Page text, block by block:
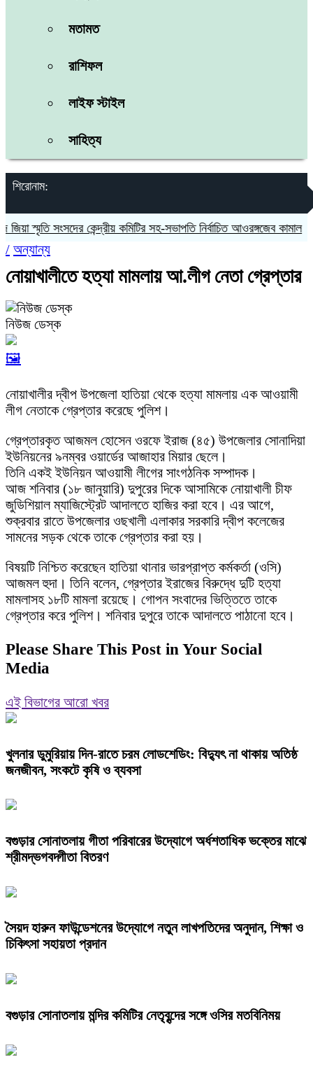
মতামত
রাশিফল
লাইফ স্টাইল
সাহিত্য
শিরোনাম:
স্মৃতি সংসদের কেন্দ্রীয় কমিটির সহ-সভাপতি নির্বাচিত আওরঙ্গজেব কামাল
/ অন্যান্য
নোয়াখালীতে হত্যা মামলায় আ.লীগ নেতা গ্রেপ্তার
নিউজ ডেস্ক
🖼️
নোয়াখালীর দ্বীপ উপজেলা হাতিয়া থেকে হত্যা মামলায় এক আওয়ামী
লীগ নেতাকে গ্রেপ্তার করেছে পুলিশ।
গ্রেপ্তারকৃত আজমল হোসেন ওরফে ইরাজ (৪৫) উপজেলার সোনাদিয়া
ইউনিয়নের ৯নম্বর ওয়ার্ডের আজাহার মিয়ার ছেলে।
তিনি একই ইউনিয়ন আওয়ামী লীগের সাংগঠনিক সম্পাদক।
আজ শনিবার (১৮ জানুয়ারি) দুপুরের দিকে আসামিকে নোয়াখালী চীফ
জুডিশিয়াল ম্যাজিস্ট্রেট আদালতে হাজির করা হবে। এর আগে,
শুক্রবার রাতে উপজেলার ওছখালী এলাকার সরকারি দ্বীপ কলেজের
সামনের সড়ক থেকে তাকে গ্রেপ্তার করা হয়।
বিষয়টি নিশ্চিত করেছেন হাতিয়া থানার ভারপ্রাপ্ত কর্মকর্তা (ওসি)
আজমল হুদা। তিনি বলেন, গ্রেপ্তার ইরাজের বিরুদ্ধে দুটি হত্যা
মামলাসহ ১৮টি মামলা রয়েছে। গোপন সংবাদের ভিত্তিতে তাকে
গ্রেপ্তার করে পুলিশ। শনিবার দুপুরে তাকে আদালতে পাঠানো হবে।
Please Share This Post in Your Social
Media
এই বিভাগের আরো খবর
খুলনার ডুমুরিয়ায় দিন-রাতে চরম লোডশেডিং: বিদ্যুৎ না থাকায় অতিষ্ঠ
জনজীবন, সংকটে কৃষি ও ব্যবসা
বগুড়ার সোনাতলায় গীতা পরিবারের উদ্যোগে অর্ধশতাধিক ভক্তের মাঝে
শ্রীমদ্ভগবদ্গীতা বিতরণ
সৈয়দ হারুন ফাউন্ডেশনের উদ্যোগে নতুন লাখপতিদের অনুদান, শিক্ষা ও
চিকিৎসা সহায়তা প্রদান
বগুড়ার সোনাতলায় মন্দির কমিটির নেতৃবৃন্দের সঙ্গে ওসির মতবিনিময়